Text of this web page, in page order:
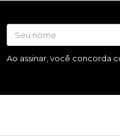
Ao assinar, você concorda